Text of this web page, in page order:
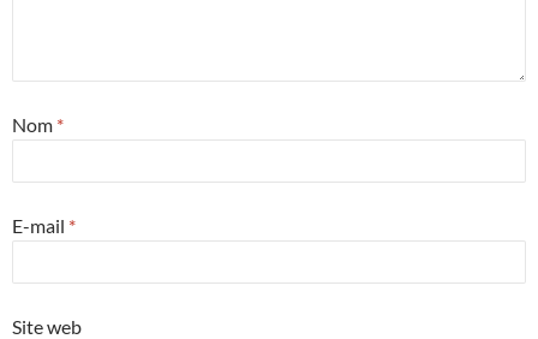
Nom *
E-mail *
Site web